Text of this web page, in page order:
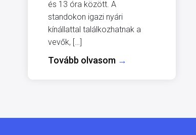
és 13 óra között. A
standokon igazi nyári
kínállattal találkozhatnak a
vevők, […]
Tovább olvasom →